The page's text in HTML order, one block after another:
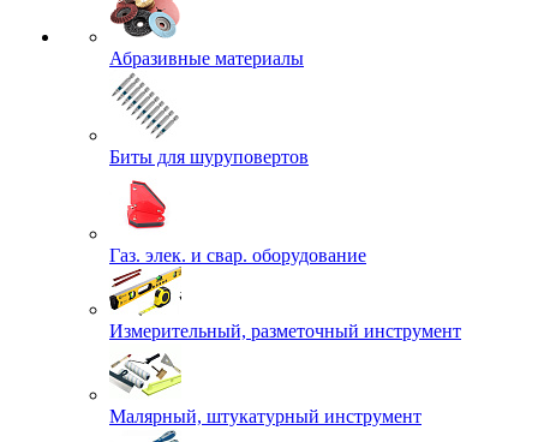
Абразивные материалы
Биты для шуруповертов
Газ. элек. и свар. оборудование
Измерительный, разметочный инструмент
Малярный, штукатурный инструмент